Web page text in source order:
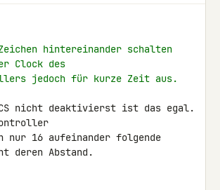
hintereinander schalten
Clock des
jedoch für kurze Zeit aus.
nicht deaktivierst ist das egal.
nur 16 aufeinander folgende
deren Abstand.